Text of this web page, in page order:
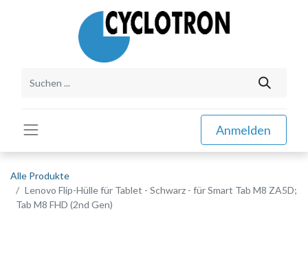
Anmelden
Alle Produkte
Lenovo Flip-Hülle für Tablet - Schwarz - für Smart Tab M8 ZA5D;
Tab M8 FHD (2nd Gen)